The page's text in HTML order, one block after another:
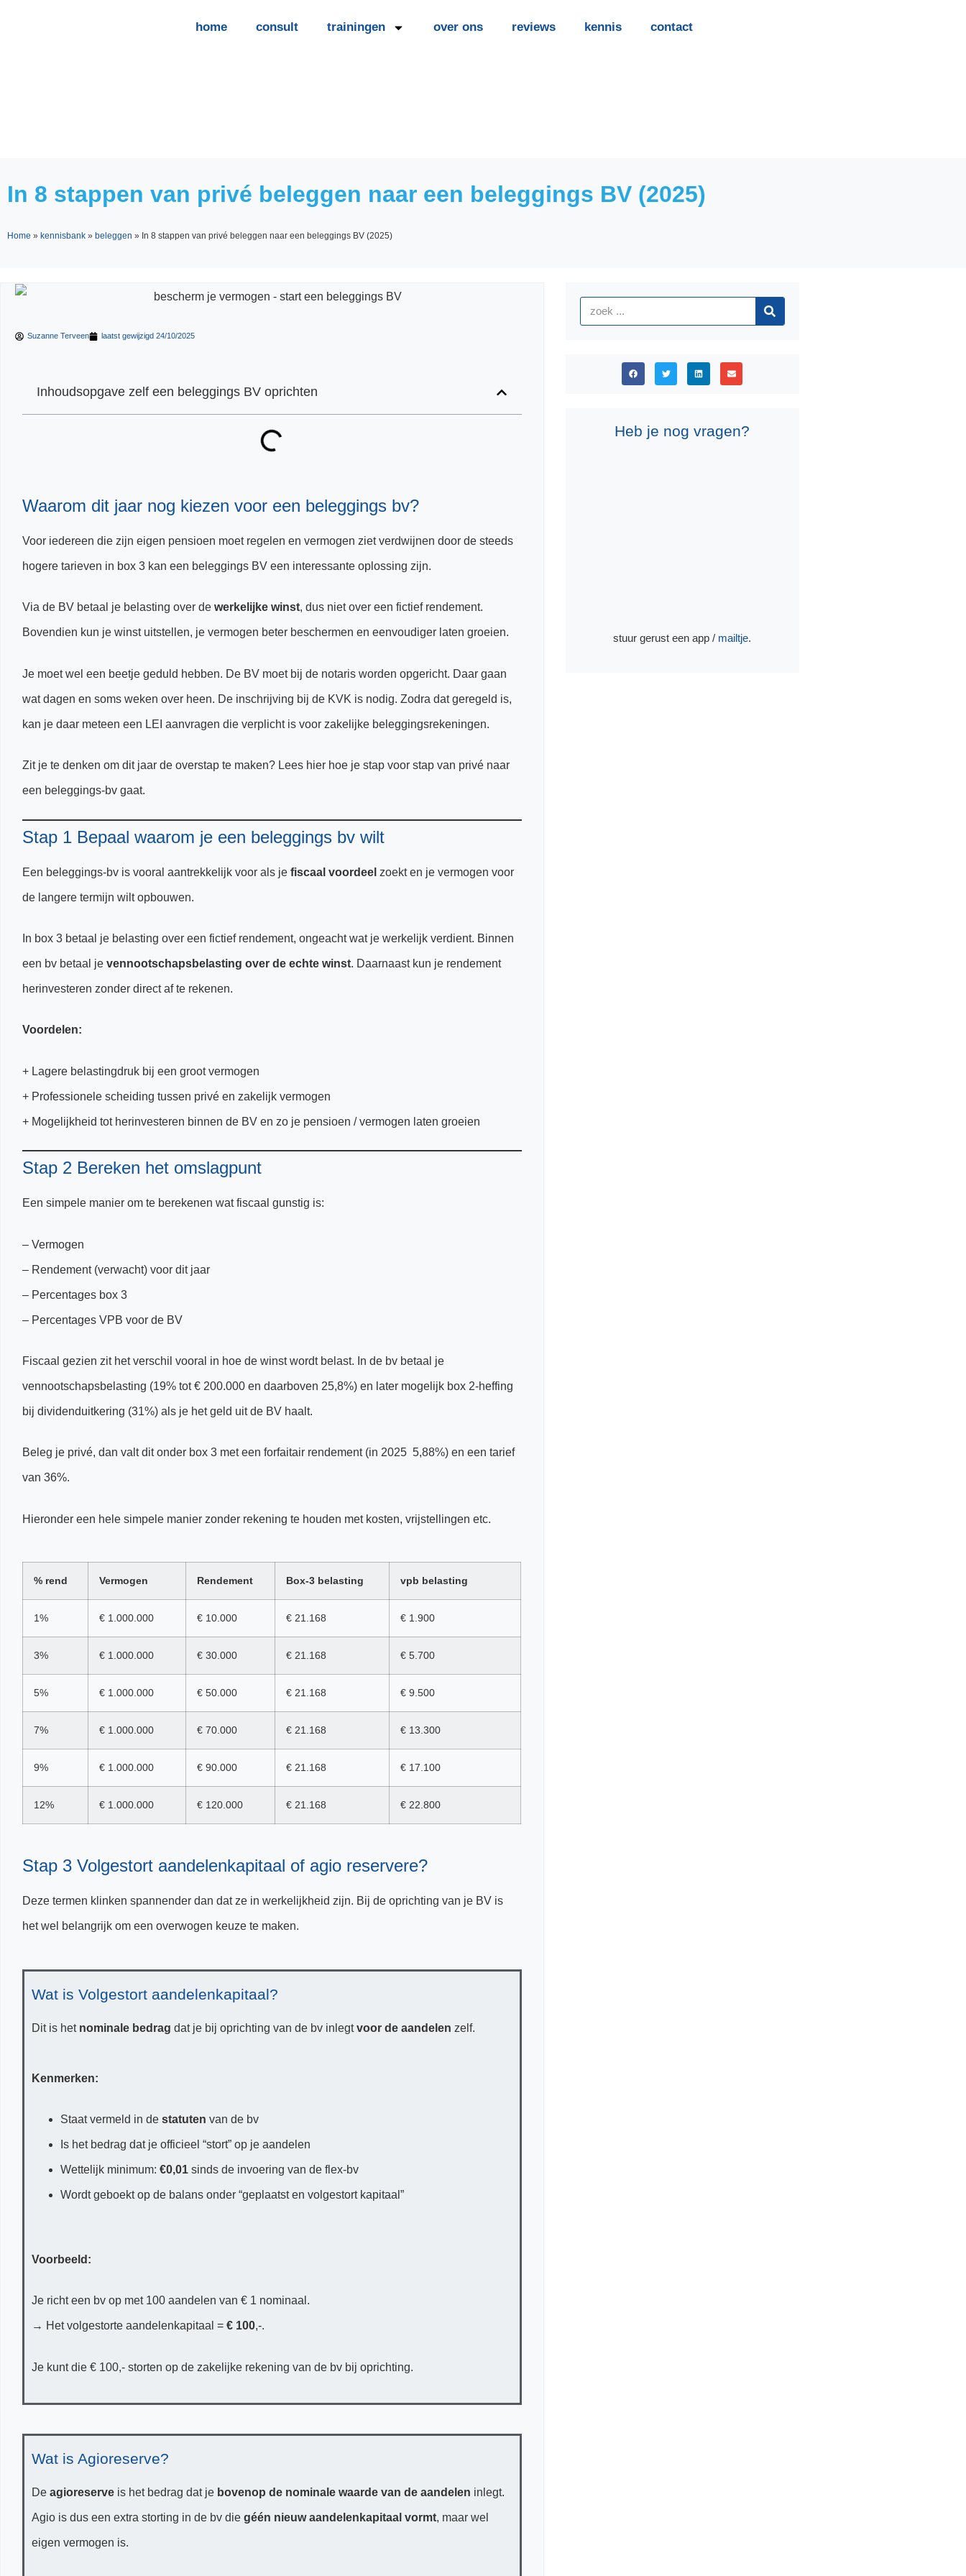
home consult trainingen over ons reviews kennis contact
In 8 stappen van privé beleggen naar een beleggings BV (2025)
Home » kennisbank » beleggen » In 8 stappen van privé beleggen naar een beleggings BV (2025)
Suzanne Terveen laatst gewijzigd 24/10/2025
Inhoudsopgave zelf een beleggings BV oprichten
Waarom dit jaar nog kiezen voor een beleggings bv?
Voor iedereen die zijn eigen pensioen moet regelen en vermogen ziet verdwijnen door de steeds
hogere tarieven in box 3 kan een beleggings BV een interessante oplossing zijn.
Via de BV betaal je belasting over de werkelijke winst, dus niet over een fictief rendement.
Bovendien kun je winst uitstellen, je vermogen beter beschermen en eenvoudiger laten groeien.
Je moet wel een beetje geduld hebben. De BV moet bij de notaris worden opgericht. Daar gaan
wat dagen en soms weken over heen. De inschrijving bij de KVK is nodig. Zodra dat geregeld is,
kan je daar meteen een LEI aanvragen die verplicht is voor zakelijke beleggingsrekeningen.
Zit je te denken om dit jaar de overstap te maken? Lees hier hoe je stap voor stap van privé naar
een beleggings-bv gaat.
Stap 1 Bepaal waarom je een beleggings bv wilt
Een beleggings-bv is vooral aantrekkelijk voor als je fiscaal voordeel zoekt en je vermogen voor
de langere termijn wilt opbouwen.
In box 3 betaal je belasting over een fictief rendement, ongeacht wat je werkelijk verdient. Binnen
een bv betaal je vennootschapsbelasting over de echte winst. Daarnaast kun je rendement
herinvesteren zonder direct af te rekenen.
Voordelen:
+ Lagere belastingdruk bij een groot vermogen
+ Professionele scheiding tussen privé en zakelijk vermogen
+ Mogelijkheid tot herinvesteren binnen de BV en zo je pensioen / vermogen laten groeien
Stap 2 Bereken het omslagpunt
Een simpele manier om te berekenen wat fiscaal gunstig is:
– Vermogen
– Rendement (verwacht) voor dit jaar
– Percentages box 3
– Percentages VPB voor de BV
Fiscaal gezien zit het verschil vooral in hoe de winst wordt belast. In de bv betaal je
vennootschapsbelasting (19% tot € 200.000 en daarboven 25,8%) en later mogelijk box 2-heffing
bij dividenduitkering (31%) als je het geld uit de BV haalt.
Beleg je privé, dan valt dit onder box 3 met een forfaitair rendement (in 2025 5,88%) en een tarief
van 36%.
Hieronder een hele simpele manier zonder rekening te houden met kosten, vrijstellingen etc.
% rend Vermogen Rendement Box-3 belasting vpb belasting
1% € 1.000.000 € 10.000 € 21.168 € 1.900
3% € 1.000.000 € 30.000 € 21.168 € 5.700
5% € 1.000.000 € 50.000 € 21.168 € 9.500
7% € 1.000.000 € 70.000 € 21.168 € 13.300
9% € 1.000.000 € 90.000 € 21.168 € 17.100
12% € 1.000.000 € 120.000 € 21.168 € 22.800
Stap 3 Volgestort aandelenkapitaal of agio reservere?
Deze termen klinken spannender dan dat ze in werkelijkheid zijn. Bij de oprichting van je BV is
het wel belangrijk om een overwogen keuze te maken.
Wat is Volgestort aandelenkapitaal?
Dit is het nominale bedrag dat je bij oprichting van de bv inlegtvoor de aandelen zelf.
Kenmerken:
Staat vermeld in de statuten van de bv
Is het bedrag dat je officieel “stort” op je aandelen
Wettelijk minimum: €0,01 sinds de invoering van de flex-bv
Wordt geboekt op de balans onder “geplaatst en volgestort kapitaal”
Voorbeeld:
Je richt een bv op met 100 aandelen van € 1 nominaal.
→ Het volgestorte aandelenkapitaal = € 100,-.
Je kunt die € 100,- storten op de zakelijke rekening van de bv bij oprichting.
Wat is Agioreserve?
De agioreserve is het bedrag dat je bovenop de nominale waarde van de aandelen inlegt.
Agio is dus een extra storting in de bv die géén nieuw aandelenkapitaal vormt, maar wel
eigen vermogen is.
Heb je nog vragen?
stuur gerust een app / mailtje.